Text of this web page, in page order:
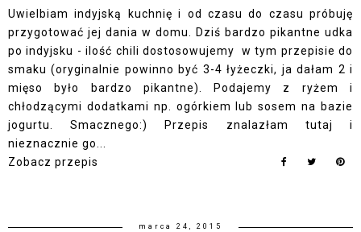
Uwielbiam indyjską kuchnię i od czasu do czasu próbuję
przygotować jej dania w domu. Dziś bardzo pikantne udka
po indyjsku - ilość chili dostosowujemy w tym przepisie do
smaku (oryginalnie powinno być 3-4 łyżeczki, ja dałam 2 i
mięso było bardzo pikantne). Podajemy z ryżem i
chłodzącymi dodatkami np. ogórkiem lub sosem na bazie
jogurtu. Smacznego:) Przepis znalazłam tutaj i
nieznacznie go...
Zobacz przepis
marca 24, 2015